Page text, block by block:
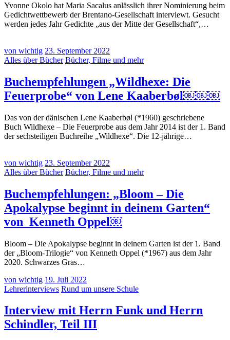
Yvonne Okolo hat Maria Sacalus anlässlich ihrer Nominierung beim
Gedichtwettbewerb der Brentano-Gesellschaft interviewt. Gesucht
werden jedes Jahr Gedichte „aus der Mitte der Gesellschaft“,…
von wichtig 23. September 2022
Alles über Bücher Bücher, Filme und mehr
Buchempfehlungen „Wildhexe: Die
Feuerprobe“ von Lene Kaaberbøl￼￼￼
Das von der dänischen Lene Kaaberbøl (*1960) geschriebene
Buch Wildhexe – Die Feuerprobe aus dem Jahr 2014 ist der 1. Band
der sechsteiligen Buchreihe „Wildhexe“. Die 12-jährige…
von wichtig 23. September 2022
Alles über Bücher Bücher, Filme und mehr
Buchempfehlungen: „Bloom – Die
Apokalypse beginnt in deinem Garten“
von Kenneth Oppel￼
Bloom – Die Apokalypse beginnt in deinem Garten ist der 1. Band
der „Bloom-Trilogie“ von Kenneth Oppel (*1967) aus dem Jahr
2020. Schwarzes Gras…
von wichtig 19. Juli 2022
Lehrerinterviews Rund um unsere Schule
Interview mit Herrn Funk und Herrn
Schindler, Teil III